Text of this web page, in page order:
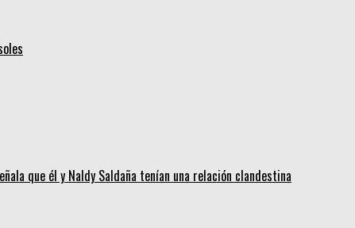
que él y Naldy Saldaña tenían una relación clandestina